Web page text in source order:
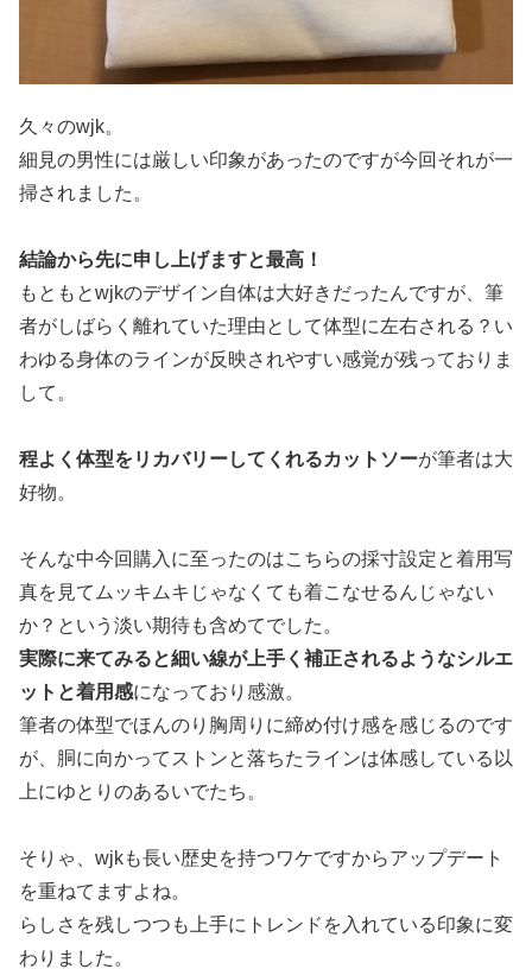
久々のwjk。
細見の男性には厳しい印象があったのですが今回それが一
掃されました。
結論から先に申し上げますと最高！
もともとwjkのデザイン自体は大好きだったんですが、筆
者がしばらく離れていた理由として体型に左右される？い
わゆる身体のラインが反映されやすい感覚が残っておりま
して。
程よく体型をリカバリーしてくれるカットソーが筆者は大
好物。
そんな中今回購入に至ったのはこちらの採寸設定と着用写
真を見てムッキムキじゃなくても着こなせるんじゃない
か？という淡い期待も含めてでした。
実際に来てみると細い線が上手く補正されるようなシルエ
ットと着用感になっており感激。
筆者の体型でほんのり胸周りに締め付け感を感じるのです
が、胴に向かってストンと落ちたラインは体感している以
上にゆとりのあるいでたち。
そりゃ、wjkも長い歴史を持つワケですからアップデート
を重ねてますよね。
らしさを残しつつも上手にトレンドを入れている印象に変
わりました。